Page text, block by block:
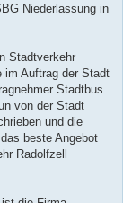
Niederlassung in
Stadtverkehr
im Auftrag der Stadt
Stadtbus
von der Stadt
und die
beste Angebot
Radolfzell